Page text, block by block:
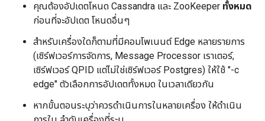
คุณต้องอัปเดตโหนด Cassandra และ ZooKeeper ทั้งหมด
ก่อนที่จะอัปเดต โหนดอื่นๆ
สําหรับเครื่องใดก็ตามที่มีคอมโพเนนต์ Edge หลายรายการ
(เซิร์ฟเวอร์การจัดการ, Message Processor เราเตอร์,
เซิร์ฟเวอร์ QPID แต่ไม่ใช่เซิร์ฟเวอร์ Postgres) ให้ใช้ "-c
edge" ตัวเลือกการอัปเดตทั้งหมด ในเวลาเดียวกัน
หากขั้นตอนระบุว่าควรดำเนินการในหลายเครื่อง ให้ดำเนิน